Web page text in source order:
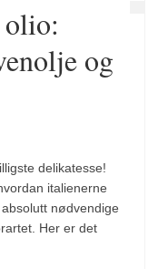
og
delikatesse!
italienerne
nødvendige
Her er det